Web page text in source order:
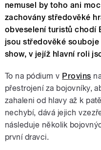
nemusel by toho ani
zachovány středověké
obveselení turistů chodí
jsou středověké
show, v jejíž hlavní roli
To na pódium v Provins
přestrojení za bojovníky,
zahaleni od hlavy až k
nechybí, dává jejich
následuje několik
první dravci.